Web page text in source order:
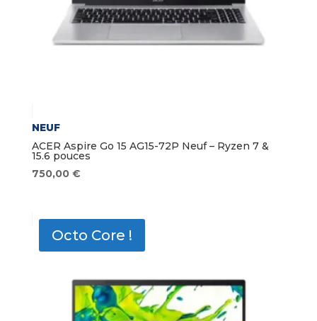
NEUF
ACER Aspire Go 15 AG15-72P Neuf – Ryzen 7 &
15.6 pouces
750,00 €
Octo Core !